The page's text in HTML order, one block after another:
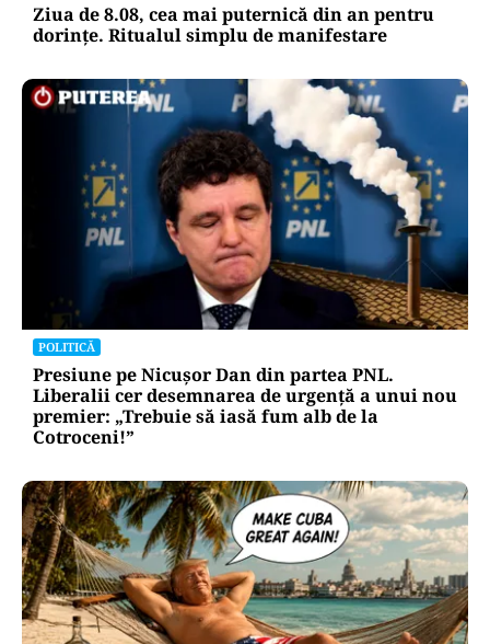
Ziua de 8.08, cea mai puternică din an pentru
dorințe. Ritualul simplu de manifestare
POLITICĂ
Presiune pe Nicușor Dan din partea PNL.
Liberalii cer desemnarea de urgență a unui nou
premier: „Trebuie să iasă fum alb de la
Cotroceni!”